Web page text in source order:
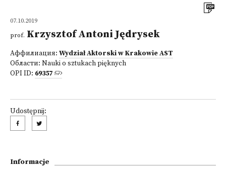
07.10.2019
prof. Krzysztof Antoni Jędrysek
Аффилиация: Wydział Aktorski w Krakowie AST
Области: Nauki o sztukach pięknych
OPI ID: 69357
Udostępnij:
Informacje